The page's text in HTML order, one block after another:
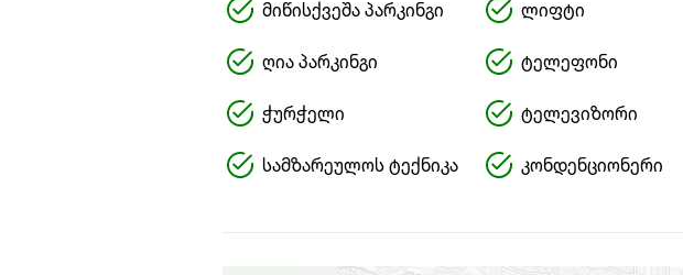
მიწისქვეშა პარკინგი ლიფტი
ღია პარკინგი ტელეფონი
ჭურჭელი ტელევიზორი
სამზარეულოს ტექნიკა კონდენციონერი